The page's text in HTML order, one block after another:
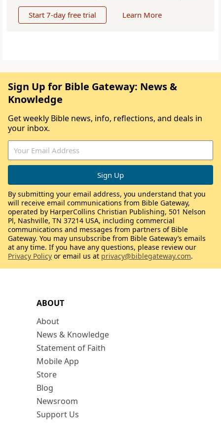
Start 7-day free trial Learn More
ABOUT
About
News & Knowledge
Statement of Faith
Mobile App
Store
Blog
Newsroom
Support Us
Sign Up for Bible Gateway: News &
Knowledge
Get weekly Bible news, info, reflections, and deals in
your inbox.
By submitting your email address, you understand that you
will receive email communications from Bible Gateway,
operated by HarperCollins Christian Publishing, 501 Nelson
Pl, Nashville, TN 37214 USA, including commercial
communications and messages from partners of Bible
Gateway. You may unsubscribe from Bible Gateway’s emails
at any time. If you have any questions, please review our
Privacy Policy or email us at privacy@biblegateway.com.